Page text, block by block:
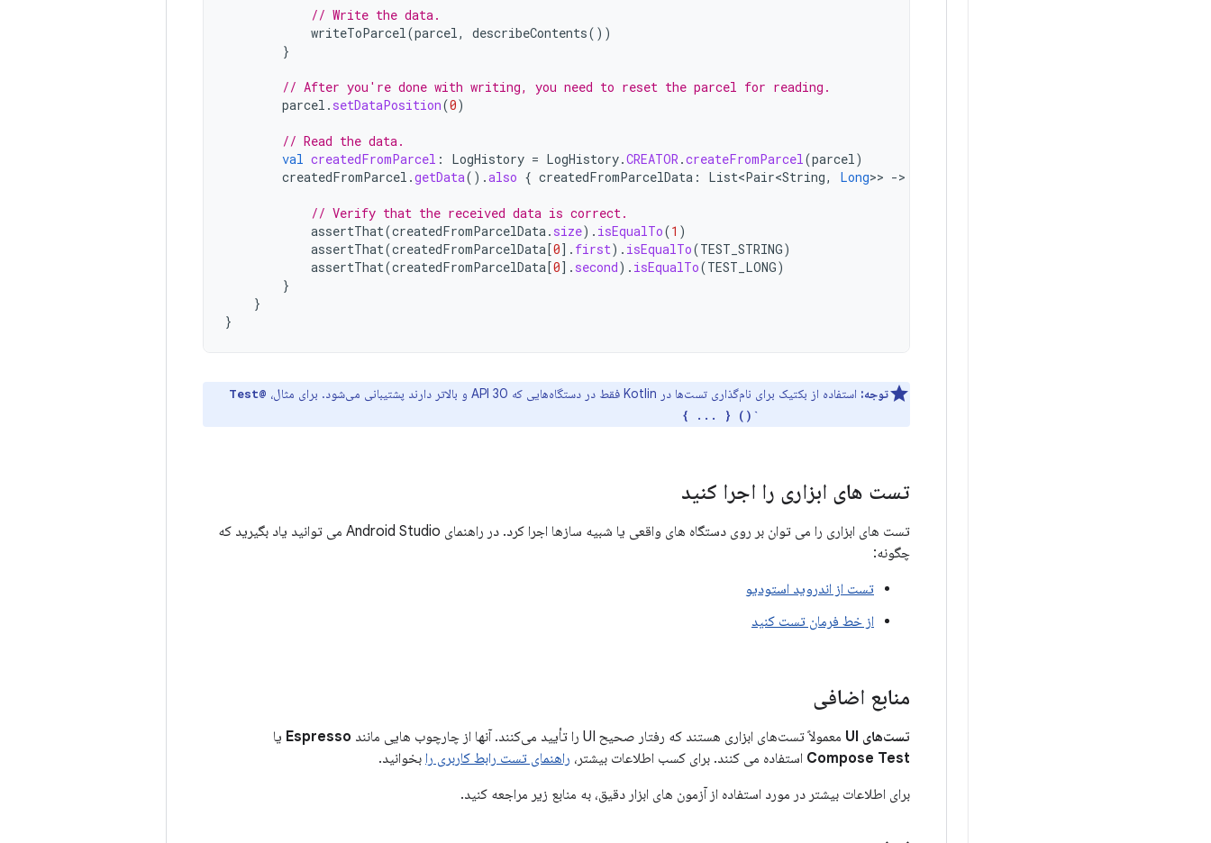
// Write the data.
writeToParcel(parcel, describeContents())
}
// After you're done with writing, you need to reset the parcel for reading.
parcel . setDataPosition(0)
// Read the data.
val createdFromParcel : LogHistory = LogHistory.CREATOR .createFromParcel(parcel)
createdFromParcel .getData().also { createdFromParcelData : List<Pair<String, Long>> ->
// Verify that the received data is correct.
assertThat(createdFromParcelData. size). isEqualTo(1 )
assertThat(createdFromParcelData[0] . first). isEqualTo(TEST_STRING)
assertThat(createdFromParcelData[0] . second). isEqualTo(TEST_LONG)
}
}
}
توجه: استفاده از بکتیک برای نام‌گذاری تست‌ها در Kotlin فقط در دستگاه‌هایی که API 30 و بالاتر دارند پشتیبانی می‌شود. برای مثال،
@Test
تست های ابزاری را اجرا کنید
تست های ابزاری را می توان بر روی دستگاه های واقعی یا شبیه سازها اجرا کرد. در راهنمای Android Studio می توانید یاد بگیرید که
چگونه:
تست از اندروید استودیو
از خط فرمان تست کنید
منابع اضافی
تست‌های UI معمولاً تست‌های ابزاری هستند که رفتار صحیح UI را تأیید می‌کنند. آنها از چارچوب هایی مانند Espresso یا
Compose Test استفاده می کنند. برای کسب اطلاعات بیشتر، راهنمای تست رابط کاربری را بخوانید.
برای اطلاعات بیشتر در مورد استفاده از آزمون های ابزار دقیق، به منابع زیر مراجعه کنید.